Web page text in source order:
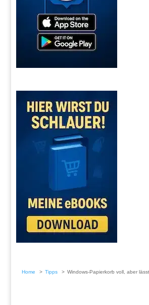
Home Tipps Windows-Papierkorb voll, aber